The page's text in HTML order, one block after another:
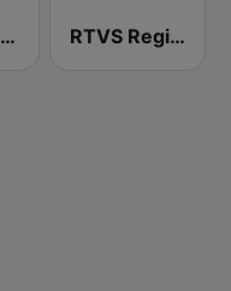
Fun Radio Czechoslovakia RTVS Regina Vychod